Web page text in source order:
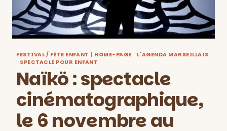
FESTIVAL / FÊTE ENFANT | HOME-PAGE | L'AGENDA MARSEILLAIS
| SPECTACLE POUR ENFANT
Naïkö : spectacle
cinématographique,
le 6 novembre au